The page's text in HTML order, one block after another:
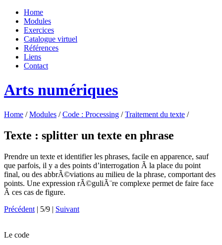
Home
Modules
Exercices
Catalogue virtuel
Références
Liens
Contact
Arts numériques
Home /Modules /Code : Processing /Traitement du texte /
Texte : splitter un texte en phrase
Prendre un texte et identifier les phrases, facile en apparence, sauf
que parfois, il y a des points d’interrogation Ã la place du point
final, ou des abbrÃ©viations au milieu de la phrase, comportant des
points. Une expression rÃ©guliÃ¨re complexe permet de faire face
Ã ces cas de figure.
Précédent | 5/9 | Suivant
Le code